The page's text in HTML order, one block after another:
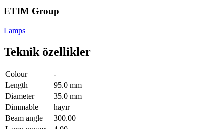
ETIM Group
Lamps
Teknik özellikler
Colour
-
Length
95.0 mm
Diameter
35.0 mm
Dimmable
hayır
Beam angle
300.00